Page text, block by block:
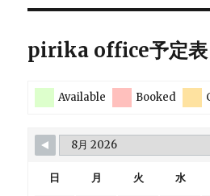
pirika office予定表
Available Booked
日 月 火 水